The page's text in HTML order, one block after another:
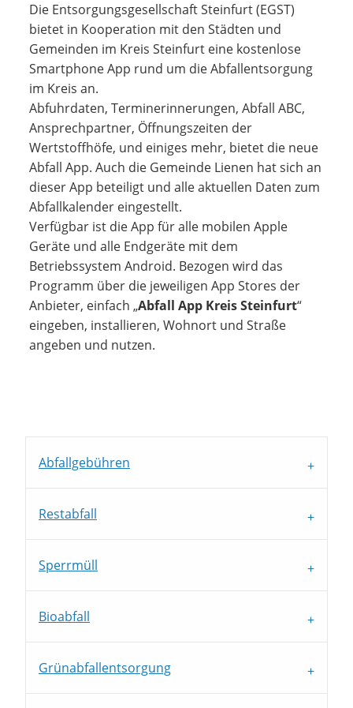
Die Entsorgungsgesellschaft Steinfurt (EGST)
bietet in Kooperation mit den Städten und
Gemeinden im Kreis Steinfurt eine kostenlose
Smartphone App rund um die Abfallentsorgung
im Kreis an.
Abfuhrdaten, Terminerinnerungen, Abfall ABC,
Ansprechpartner, Öffnungszeiten der
Wertstoffhöfe, und einiges mehr, bietet die neue
Abfall App. Auch die Gemeinde Lienen hat sich an
dieser App beteiligt und alle aktuellen Daten zum
Abfallkalender eingestellt.
Verfügbar ist die App für alle mobilen Apple
Geräte und alle Endgeräte mit dem
Betriebssystem Android. Bezogen wird das
Programm über die jeweiligen App Stores der
Anbieter, einfach „Abfall App Kreis Steinfurt“
eingeben, installieren, Wohnort und Straße
angeben und nutzen.
Abfallgebühren
Restabfall
Sperrmüll
Bioabfall
Grünabfallentsorgung